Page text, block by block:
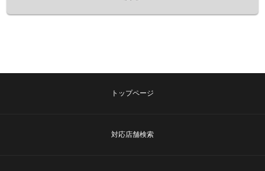
トップページ
対応店舗検索